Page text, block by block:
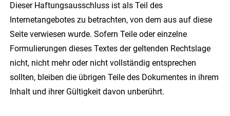
Dieser Haftungsausschluss ist als Teil des
Internetangebotes zu betrachten, von dem aus auf diese
Seite verwiesen wurde. Sofern Teile oder einzelne
Formulierungen dieses Textes der geltenden Rechtslage
nicht, nicht mehr oder nicht vollständig entsprechen
sollten, bleiben die übrigen Teile des Dokumentes in ihrem
Inhalt und ihrer Gültigkeit davon unberührt.